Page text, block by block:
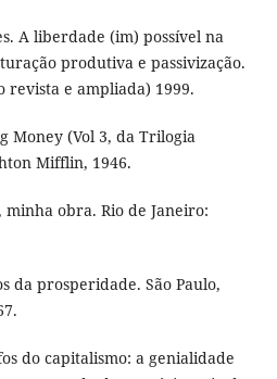
A liberdade (im) possível na
produtiva e passivização.
revista e ampliada) 1999.
Money (Vol 3, da Trilogia
Mifflin, 1946.
obra. Rio de Janeiro:
da prosperidade. São Paulo,
do capitalismo: a genialidade